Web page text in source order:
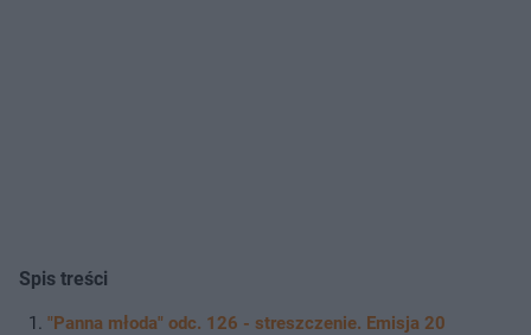
Spis treści
"Panna młoda" odc. 126 - streszczenie. Emisja 20